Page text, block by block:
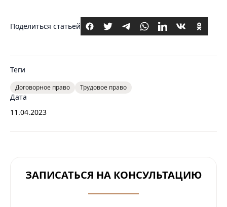
Поделиться статьей
Теги
Договорное право Трудовое право
Дата
11.04.2023
ЗАПИСАТЬСЯ НА КОНСУЛЬТАЦИЮ